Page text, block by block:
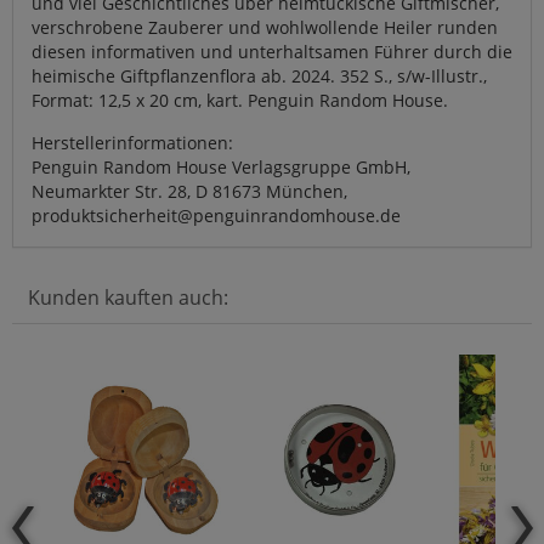
verschrobene Zauberer und wohlwollende Heiler runden
diesen informativen und unterhaltsamen Führer durch die
heimische Giftpflanzenflora ab. 2024. 352 S., s/w-Illustr.,
Format: 12,5 x 20 cm, kart. Penguin Random House.
Herstellerinformationen:
Penguin Random House Verlagsgruppe GmbH,
Neumarkter Str. 28, D 81673 München,
produktsicherheit@penguinrandomhouse.de
Kunden kauften auch: